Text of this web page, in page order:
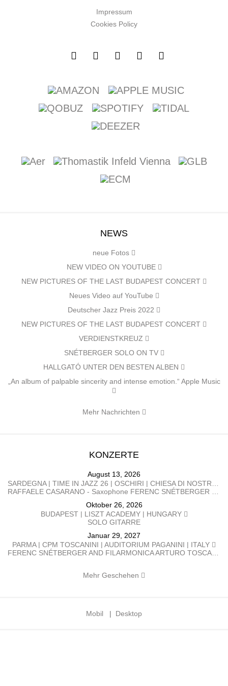
Impressum
Cookies Policy
NEWS
neue Fotos
NEW VIDEO ON YOUTUBE
NEW PICTURES OF THE LAST BUDAPEST CONCERT
Neues Video auf YouTube
Deutscher Jazz Preis 2022
NEW PICTURES OF THE LAST BUDAPEST CONCERT
VERDIENSTKREUZ
SNÉTBERGER SOLO ON TV
HALLGATÓ UNTER DEN BESTEN ALBEN
„An album of palpable sincerity and intense emotion.“ Apple Music
Mehr Nachrichten
KONZERTE
August 13, 2026
SARDEGNA | TIME IN JAZZ 26 | OSCHIRI | CHIESA DI NOSTRA SIGNORA DI CASTRO | ITALY
RAFFAELE CASARANO - Saxophone FERENC SNÉTBERGER​ - Guitar
Oktober 26, 2026
BUDAPEST | LISZT ACADEMY | HUNGARY
SOLO GITARRE
Januar 29, 2027
PARMA | CPM TOSCANINI | AUDITORIUM PAGANINI | ITALY
FERENC SNÉTBERGER AND FILARMONICA ARTURO TOSCANINI GEORGE PEHLIVANIAN direttore FERENC SNÉTBERGER chitarra BARTÓK Danze popolari rumene SNÉTBERGER Concerto per chitarra e orchestra, In Memory of my People SMETANA La Moldava, da Má Vlast (La mia patria) BRAHMS Danze ungheresi n. 1, 3, 5, 6, 7, 10
Mehr Geschehen
Mobil | Desktop